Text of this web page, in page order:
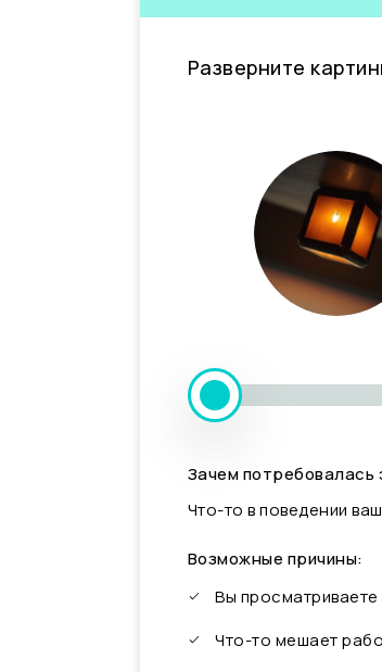
Разверните
Зачем потребовалась
Что-то в поведении
Возможные причины:
Вы
Что-то мешает